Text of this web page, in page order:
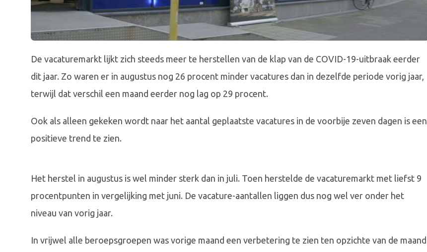
De vacaturemarkt lijkt zich steeds meer te herstellen van de klap van de COVID-19-uitbraak eerder
dit jaar. Zo waren er in augustus nog 26 procent minder vacatures dan in dezelfde periode vorig jaar,
terwijl dat verschil een maand eerder nog lag op 29 procent.
Ook als alleen gekeken wordt naar het aantal geplaatste vacatures in de voorbije zeven dagen is een
positieve trend te zien.
Het herstel in augustus is wel minder sterk dan in juli. Toen herstelde de vacaturemarkt met liefst 9
procentpunten in vergelijking met juni. De vacature-aantallen liggen dus nog wel ver onder het
niveau van vorig jaar.
In vrijwel alle beroepsgroepen was vorige maand een verbetering te zien ten opzichte van de maand